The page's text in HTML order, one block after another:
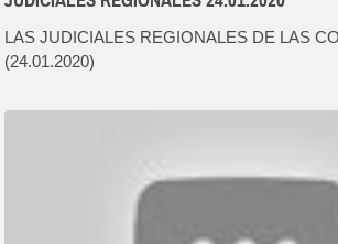
LAS JUDICIALES REGIONALES DE LAS
(24.01.2020)